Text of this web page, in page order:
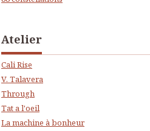
Atelier
Cali Rise
V. Talavera
Through
Tat a l'oeil
La machine à bonheur